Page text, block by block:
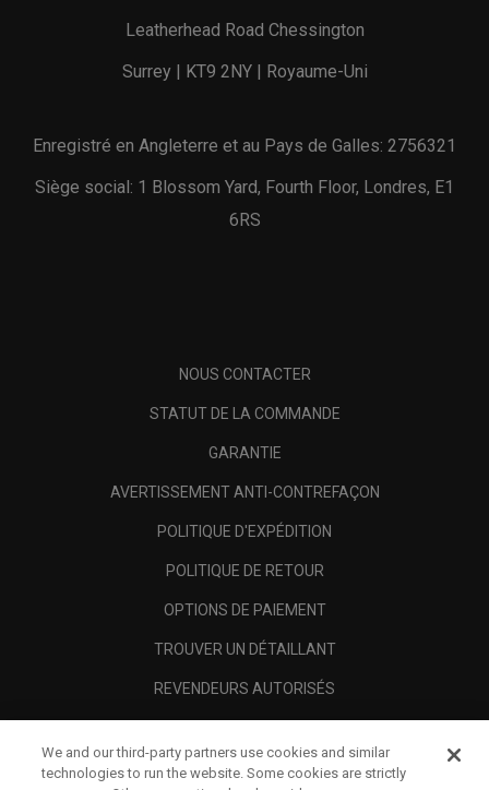
Leatherhead Road Chessington
Surrey | KT9 2NY | Royaume-Uni
Enregistré en Angleterre et au Pays de Galles: 2756321
Siège social: 1 Blossom Yard, Fourth Floor, Londres, E1
6RS
NOUS CONTACTER
STATUT DE LA COMMANDE
GARANTIE
AVERTISSEMENT ANTI-CONTREFAÇON
POLITIQUE D'EXPÉDITION
POLITIQUE DE RETOUR
OPTIONS DE PAIEMENT
TROUVER UN DÉTAILLANT
REVENDEURS AUTORISÉS
A PROPOS
We and our third-party partners use cookies and similar
technologies to run the website. Some cookies are strictly